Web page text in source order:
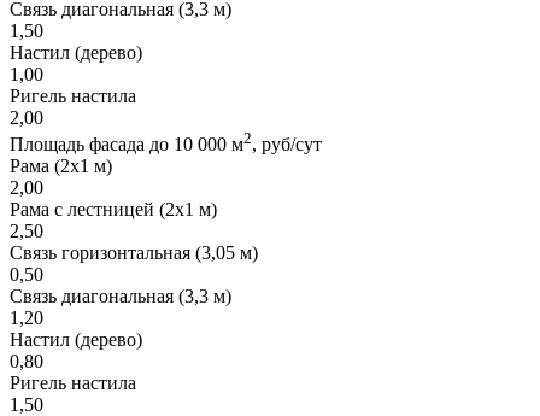
Связь диагональная (3,3 м)
1,50
Настил (дерево)
1,00
Ригель настила
2,00
Площадь фасада до 10 000 м2, руб/сут
Рама (2х1 м)
2,00
Рама с лестницей (2х1 м)
2,50
Связь горизонтальная (3,05 м)
0,50
Связь диагональная (3,3 м)
1,20
Настил (дерево)
0,80
Ригель настила
1,50